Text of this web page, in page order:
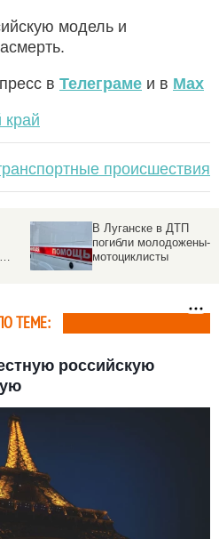
модель и
в Телеграме и в Max
край
происшествия
В Луганске в ДТП
погибли молодожены-
мотоциклисты
ТЕМЕ:
российскую